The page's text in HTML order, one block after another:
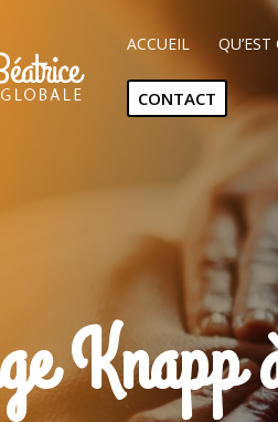
ACCUEIL
CONTACT
Knapp